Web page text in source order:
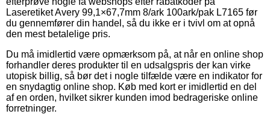
Laseretiket Avery 99,1×67,7mm 8/ark 100ark/pak L7165 før
du gennemfører din handel, så du ikke er i tvivl om at opnå
den mest betalelige pris.
Du må imidlertid være opmærksom på, at når en online shop
forhandler deres produkter til en udsalgspris der kan virke
utopisk billig, så bør det i nogle tilfælde være en indikator for
en snydagtig online shop. Køb med kort er imidlertid en del
af en orden, hvilket sikrer kunden imod bedrageriske online
forretninger.